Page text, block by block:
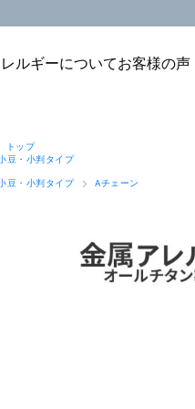
ルギーについてお客様の声
トップ
豆・小判タイプ
豆・小判タイプ Aチェーン